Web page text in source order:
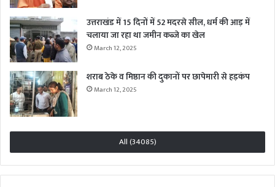
उत्तराखंड में 15 दिनों में 52 मदरसे सील, धर्म की आड़ में
चलाया जा रहा था जमीन कब्जे का खेल
March 12, 2025
शराब ठेके व मिष्ठान की दुकानों पर छापेमारी से हड़कंप
March 12, 2025
All (34085)